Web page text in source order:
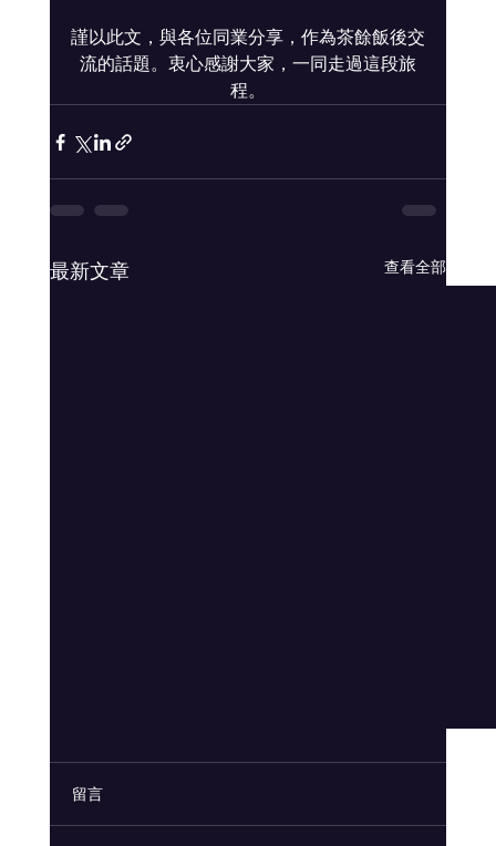
謹以此文，與各位同業分享，作為茶餘飯後交
流的話題。衷心感謝大家，一同走過這段旅
程。
最新文章 查看全部
留言